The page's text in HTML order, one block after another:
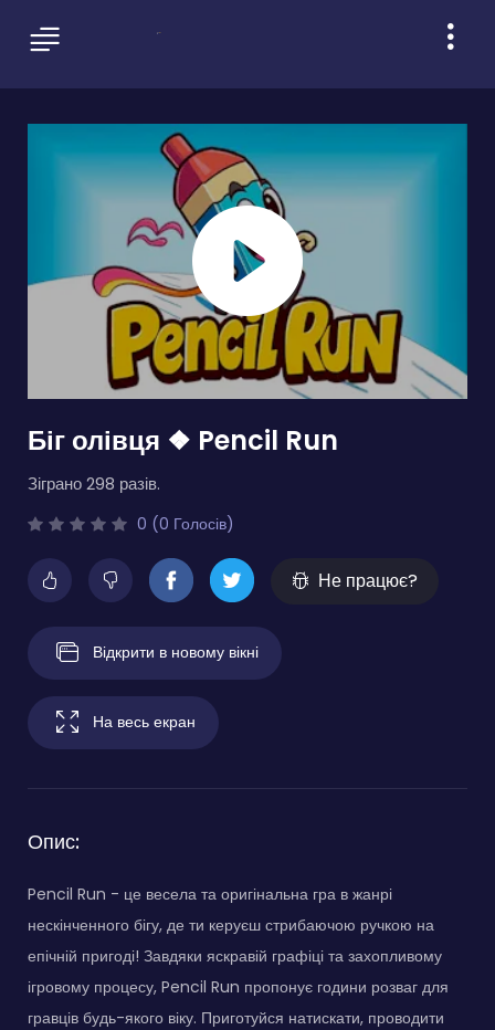
Біг олівця ❖ Pencil Run
Зіграно 298 разів.
0 (0 Голосів)
Не працює?
Відкрити в новому вікні
На весь екран
Опис:
Pencil Run - це весела та оригінальна гра в жанрі
нескінченного бігу, де ти керуєш стрибаючою ручкою на
епічній пригоді! Завдяки яскравій графіці та захопливому
ігровому процесу, Pencil Run пропонує години розваг для
гравців будь-якого віку. Приготуйся натискати, проводити